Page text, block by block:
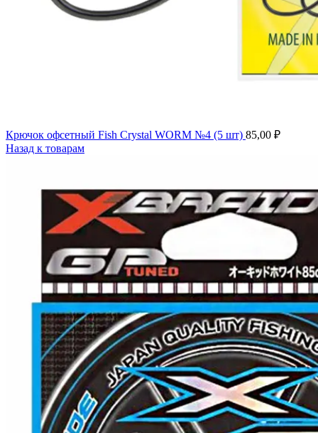
Крючок офсетный Fish Crystal WORM №4 (5 шт) 85,00 ₽
Назад к товарам